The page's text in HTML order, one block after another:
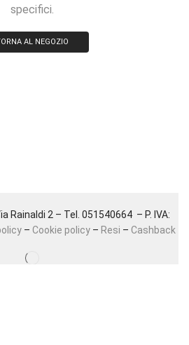
specifici.
AL NEGOZIO
Rainaldi 2 – Tel. 051540664 – P. IVA:
– Cookie policy – Resi – Cashback